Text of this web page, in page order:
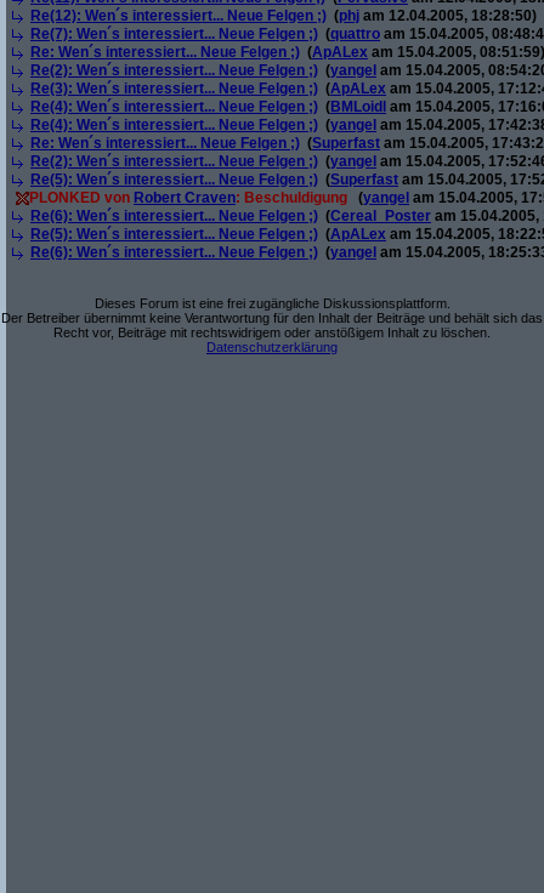
Re(12): Wen´s interessiert... Neue Felgen ;) (phj am 12.04.2005, 18:28:50)
Re(7): Wen´s interessiert... Neue Felgen ;) (quattro am 15.04.2005,
Re: Wen´s interessiert... Neue Felgen ;) (ApALex am 15.04.2005, 08:51:59)
Re(2): Wen´s interessiert... Neue Felgen ;) (yangel am 15.04.2005,
Re(3): Wen´s interessiert... Neue Felgen ;) (ApALex am 15.04.2005,
Re(4): Wen´s interessiert... Neue Felgen ;) (BMLoidl am 15.04.2005,
Re(4): Wen´s interessiert... Neue Felgen ;) (yangel am 15.04.2005,
Re: Wen´s interessiert... Neue Felgen ;) (Superfast am 15.04.2005,
Re(2): Wen´s interessiert... Neue Felgen ;) (yangel am 15.04.2005,
Re(5): Wen´s interessiert... Neue Felgen ;) (Superfast am 15.04.2005,
PLONKED von Robert Craven: Beschuldigung (yangel am 15.04.2005,
Re(6): Wen´s interessiert... Neue Felgen ;) (Cereal_Poster am 15.04.2005,
Re(5): Wen´s interessiert... Neue Felgen ;) (ApALex am 15.04.2005,
Re(6): Wen´s interessiert... Neue Felgen ;) (yangel am 15.04.2005,
Dieses Forum ist eine frei zugängliche Diskussionsplattform.
Der Betreiber übernimmt keine Verantwortung für den Inhalt der Beiträge und behält sich das
Recht vor, Beiträge mit rechtswidrigem oder anstößigem Inhalt zu löschen.
Datenschutzerklärung